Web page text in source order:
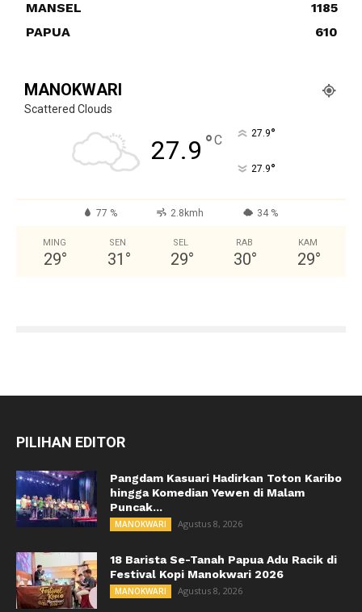
MANSEL
1185
PAPUA
610
MANOKWARI
Scattered Clouds
27.9 °C 27.9°
27.9°
77 % 2.8kmh 34 %
MING
29°
SEN
31 °
SEL
29°
RAB
30°
KAM
29°
PILIHAN EDITOR
Pangdam Kasuari Hadirkan Toton Karibo
hingga Komedian Yewen di Malam
Puncak...
MANOKWARI Agustus 8, 2026
18 Barista Se-Tanah Papua Adu Racik di
Festival Kopi Manokwari 2026
MANOKWARI Agustus 8, 2026